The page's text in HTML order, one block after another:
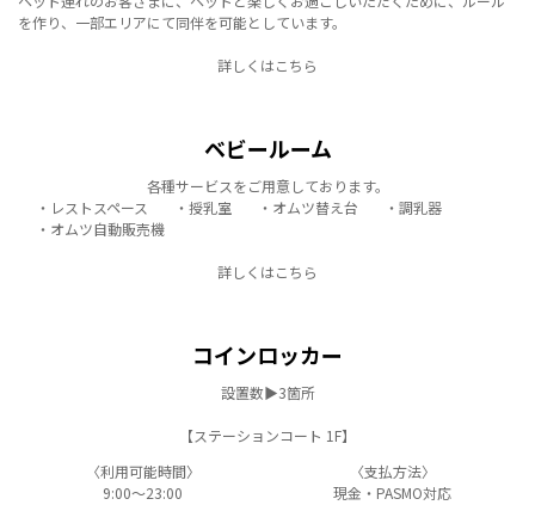
を作り、一部エリアにて同伴を可能としています。
詳しくはこちら
ベビールーム
各種サービスをご用意しております。
・レストスペース
・授乳室 ・オムツ替え台
・調乳器
・オムツ自動販売機
詳しくはこちら
コインロッカー
設置数▶3箇所
【ステーションコート 1F】
〈利用可能時間〉
9:00～23:00
〈支払方法〉
現金・PASMO対応